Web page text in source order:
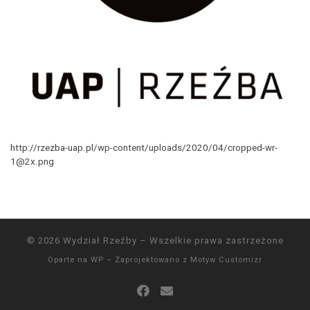
http://rzezba-uap.pl/wp-content/uploads/2020/04/cropped-wr-
1@2x.png
© 2026 Wydział Rzeźby – Wszelkie prawa zastrzeżone
Oparte na WP – Zaprojektowano z Motyw Customizr